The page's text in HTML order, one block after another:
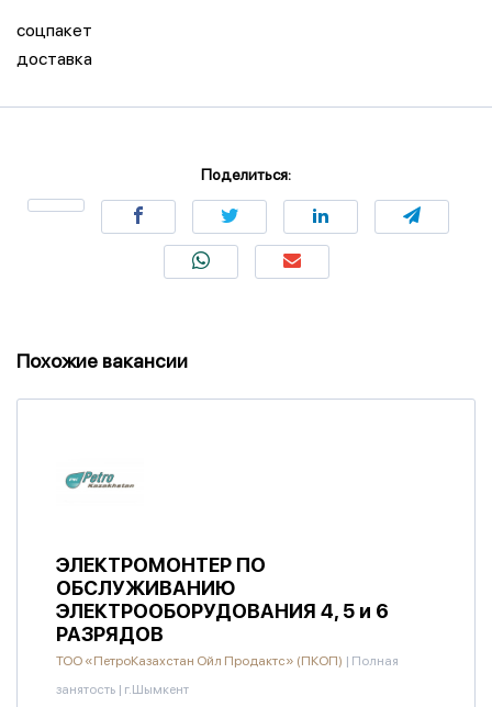
соцпакет
доставка
Поделиться:
Похожие вакансии
ЭЛЕКТРОМОНТЕР ПО
ОБСЛУЖИВАНИЮ
ЭЛЕКТРООБОРУДОВАНИЯ 4, 5 и 6
РАЗРЯДОВ
ТОО «ПетроКазахстан Ойл Продактс» (ПКОП) | Полная
занятость | г.Шымкент